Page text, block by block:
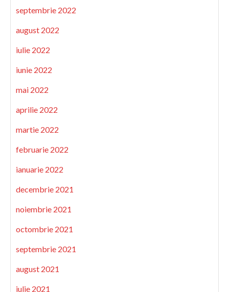
septembrie 2022
august 2022
iulie 2022
iunie 2022
mai 2022
aprilie 2022
martie 2022
februarie 2022
ianuarie 2022
decembrie 2021
noiembrie 2021
octombrie 2021
septembrie 2021
august 2021
iulie 2021